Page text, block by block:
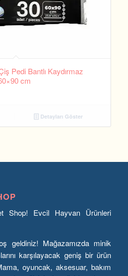
Pedi Bantlı Kaydırmaz
cm
Detayları Göster
Shop! Evcil Hayvan Ürünleri
geldiniz! Mağazamızda minik
karşılayacak geniş bir ürün
oyuncak, aksesuar, bakım